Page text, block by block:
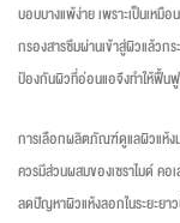
บอบบางแพ้ง่าย เพราะเป็นเห
กรองสารซึมผ่านเข้าสู่ผิวแล้วก
ป้องกันผิวที่อ่อนแอจึงทำให้ฟื้น
การเลือกผลิตภัณฑ์ดูแลผิวแห้งม
ควรมีส่วนผสมของเซราไมด์ คอ
ลดปัญหาผิวแห้งลอกในระยะยา